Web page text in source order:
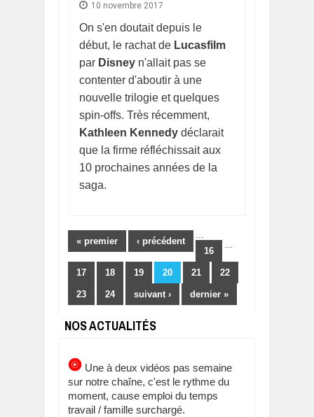
10 novembre 2017
On s'en doutait depuis le
début, le rachat de Lucasfilm
par Disney n'allait pas se
contenter d'aboutir à une
nouvelle trilogie et quelques
spin-offs. Très récemment,
Kathleen Kennedy déclarait
que la firme réfléchissait aux
10 prochaines années de la
saga.
« premier ‹ précédent
…
16
17 18 19 20 21 22
23 24
…
suivant › dernier »
NOS ACTUALITÉS
Une à deux vidéos pas semaine
sur notre chaîne, c'est le rythme du
moment, cause emploi du temps
travail / famille surchargé.